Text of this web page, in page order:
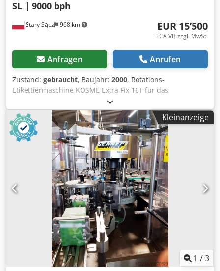
Stary Sącz 968 km
SL | 9000 bph
EUR 15’500
FCA VB zzgl. MwSt.
Anfragen Anrufen
Zustand: gebraucht, Baujahr: 2000, Rotations-
Etikettiermaschine KOSME Extra Fix 16T für das
Etikettieren von Flaschen oder anderen ovalen Gebinden.
Hersteller: KOSME Modell: Extra FIX 16T 1056 |S3 E2 + SL
Baujahr: 2000 Leistung: bis zu 9.000 Flaschen/h Karussell:
16 Stationen Drei installierte Köpfe für Kaltleimetiketten
(Vorderseite, Rückseite und Hals) Originale elektrische
Dokumentation. Djdjywchlspfx Aarsck Technischer
Zustand: Gebrauchte Maschine, Zustand wie auf den
Kleinanzeige
1 /3